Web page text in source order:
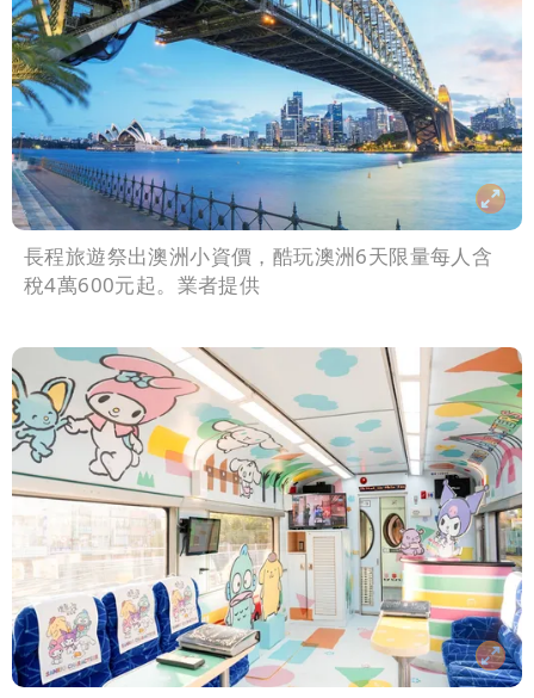
長程旅遊祭出澳洲小資價，酷玩澳洲6天限量每人含
稅4萬600元起。業者提供